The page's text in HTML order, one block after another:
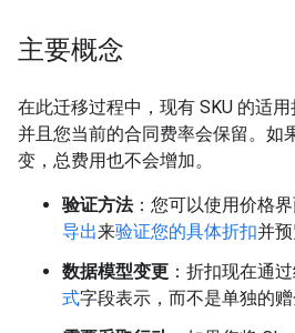
主要概念
在此迁移过程中，现有 SKU 的适用
并且您当前的合同费率会保留。如
变，总费用也不会增加。
验证方法：您可以使用价格
导出来验证您的具体折扣并预
数据模型变更 ：折扣现在通
式字段表示，而不是单独的赠